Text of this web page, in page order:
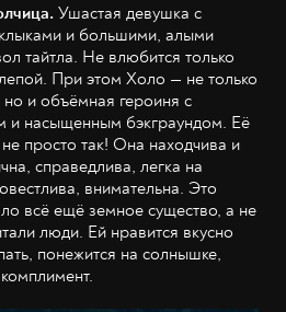
Ушастая девушка с
и большими, алыми
тайтла. Не влюбится только
При этом Холо — не только
и объёмная героиня с
и насыщенным бэкграундом. Её
просто так! Она находчива и
справедлива, легка на
внимательна. Это
всё ещё земное существо, а не
люди. Ей нравится вкусно
понежится на солнышке,